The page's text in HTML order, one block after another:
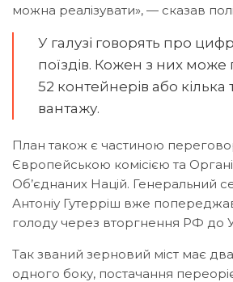
можна реалізувати», — сказав
У галузі говорять про
поїздів. Кожен з них
52 контейнерів або кілька
вантажу.
План також є частиною
Європейською комісією та
Об’єднаних Націй. Генеральний
Антоніу Гутерріш вже
голоду через вторгнення РФ до
Так званий зерновий міст має
одного боку, постачання